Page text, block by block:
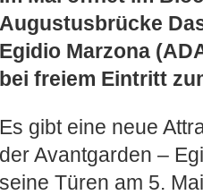
Augustusbrücke
Egidio Marzona
bei freiem Eintritt
Es gibt eine neue
der Avantgarden –
seine Türen am 5.